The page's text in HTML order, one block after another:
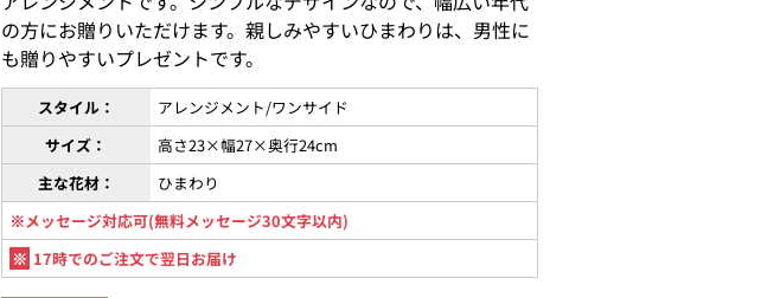
の方にお贈りいただけます。親しみやすいひまわりは、男性に
も贈りやすいプレゼントです。
スタイル：
アレンジメント/ワンサイド
サイズ：
高さ23×幅27×奥行24cm
主な花材：
ひまわり
※メッセージ対応可(無料メッセージ30文字以内)
※ 17時でのご注文で翌日お届け